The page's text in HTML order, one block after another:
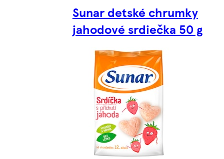
Sunar detské chrumky
jahodové srdiečka 50 g